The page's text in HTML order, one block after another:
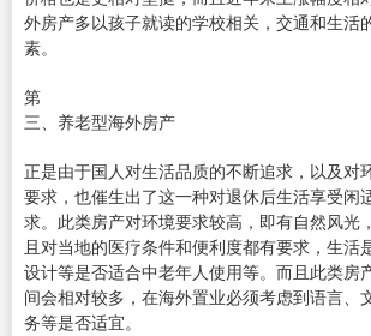
外房产多以孩子就读的学校相关，交通和生活
素。
第
三、养老型海外房产
正是由于国人对生活品质的不断追求，以及对
要求，也催生出了这一种对退休后生活享受闲
求。此类房产对环境要求较高，即有自然风光
且对当地的医疗条件和便利度都有要求，生活
设计等是否适合中老年人使用等。而且此类房
间会相对较多，在海外置业必须考虑到语言、
务等是否适宜。